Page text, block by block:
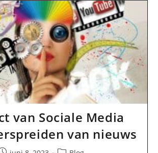
van Sociale Media
van nieuws